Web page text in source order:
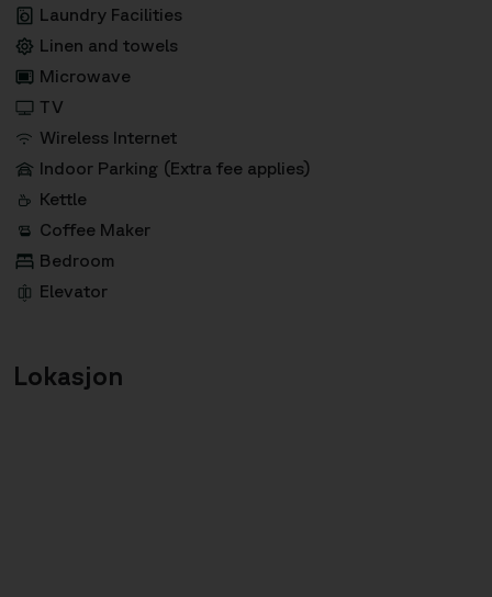
Laundry Facilities
Linen and towels
Microwave
TV
Wireless Internet
Indoor Parking (Extra fee applies)
Kettle
Coffee Maker
Bedroom
Elevator
Lokasjon